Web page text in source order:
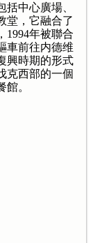
中心廣場、
堂，它融合了
1994年被聯合
車前往内德维
興時期的形式
克西部的一個
。